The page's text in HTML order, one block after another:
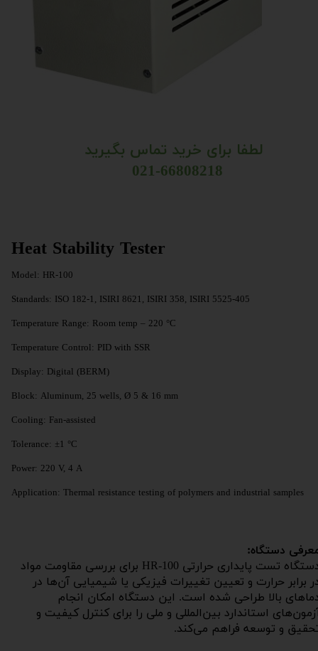
لطفا برای خرید تماس بگیرید
Heat Stability Tester
Model: HR-100
Standards: ISO 182-1, ISIRI 8621, ISIRI 358, ISIRI 5525-405
Temperature Range: Room temp – 220 °C
Temperature Control: PID with SSR
Display: Digital (BERM)
Block: Aluminum, 25 wells, Ø 5 & 16 mm
Cooling: Fan-assisted
Tolerance: ±1 °C
Power: 220 V, 4 A
Application: Thermal resistance testing of polymers and industrial samples
دستگاه:
دستگاه تست پایداری حرارتی HR-100 برای بررسی مقاومت مواد
برابر حرارت و تعیین تغییرات فیزیکی یا شیمیایی آن‌ها در
بالا طراحی شده است. این دستگاه امکان انجام
استاندارد بین‌المللی و ملی را برای کنترل کیفیت و
و توسعه فراهم می‌کند.